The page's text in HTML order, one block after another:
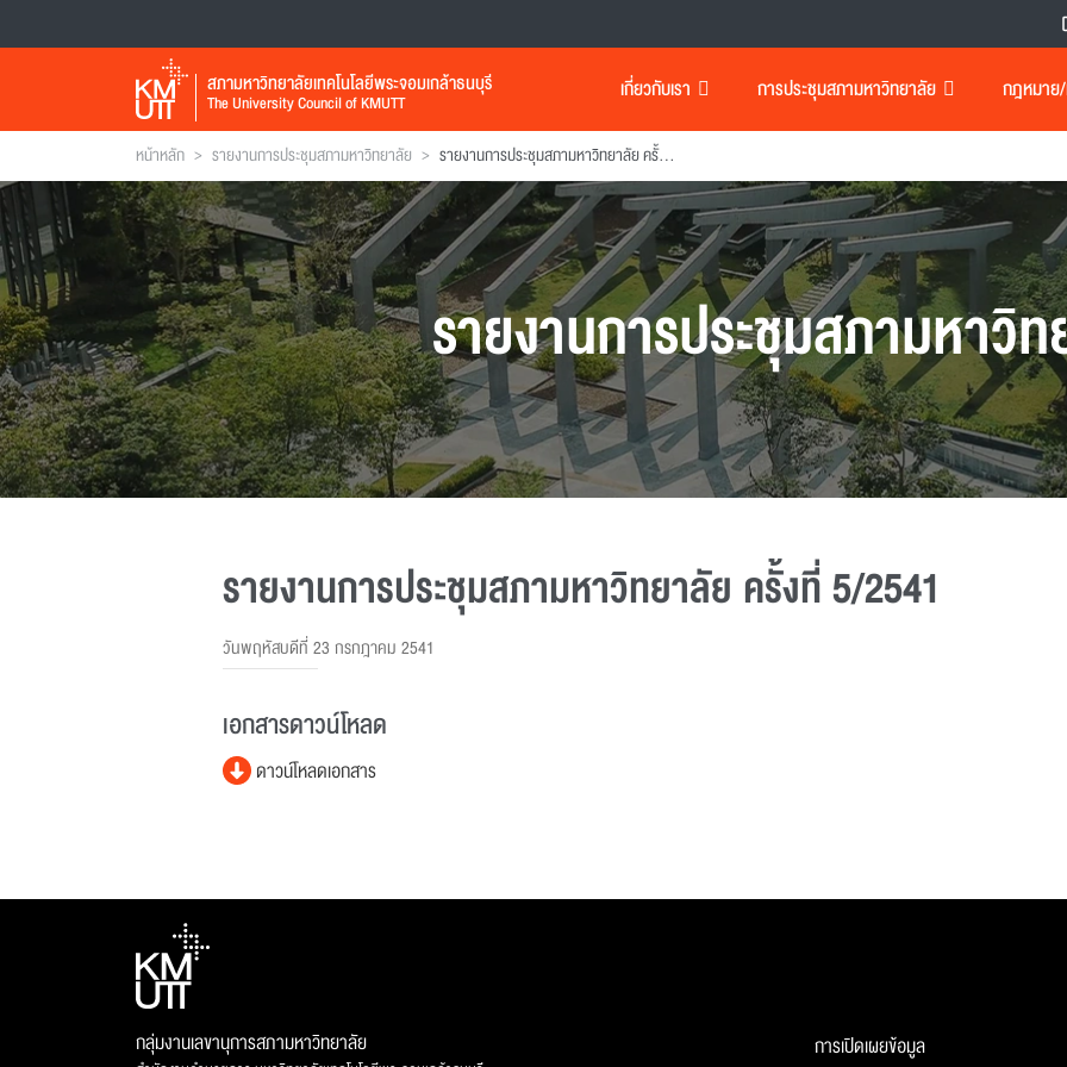
สภามหาวิทยาลัยเทคโนโลยีพระจอมเกล้าธนบุรี
The University Council of KMUTT เกี่ยวกับเรา การประชุมสภามหาวิทยาลัย กฎหมาย/
หน้าหลัก > รายงานการประชุมสภามหาวิทยาลัย > รายงานการประชุมสภามหาวิทยาลัย ครั้งที่ 5/2541
รายงานการประชุมสภามหาวิ
รายงานการประชุมสภามหาวิทยาลัย ครั้งที่ 5/2541
วันพฤหัสบดีที่ 23 กรกฎาคม 2541
เอกสารดาวน์โหลด
ดาวน์โหลดเอกสาร
กลุ่มงานเลขานุการสภามหาวิทยาลัย การเปิดเผยข้อมูล